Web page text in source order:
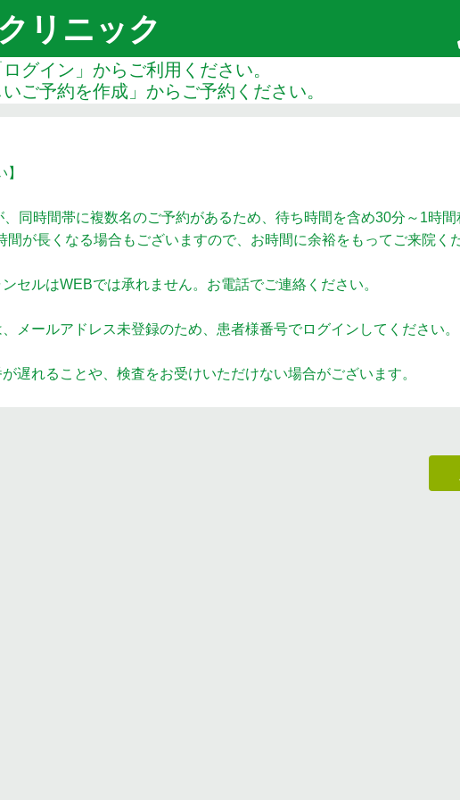
リニック
グイン」からご利用ください。
ご予約を作成」からご予約ください。
同時間帯に複数名のご予約があるため、待ち時間を含め30分～1時
が長くなる場合もございますので、お時間に余裕をもってご来院く
セルはWEBでは承れません。お電話でご連絡ください。
メールアドレス未登録のため、患者様番号でログインしてください。
遅れることや、検査をお受けいただけない場合がございます。